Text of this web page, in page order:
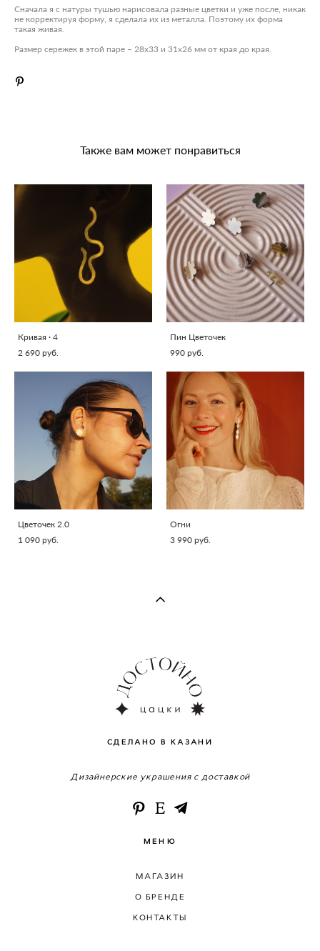
Сначала я с натуры тушью нарисовала разные цветки и уже после, никак
не корректируя форму, я сделала их из металла. Поэтому их форма
такая живая.
Размер сережек в этой паре – 28х33 и 31х26 мм от края до края.
Также вам может понравиться
Кривая · 4
2 690 pуб.
Пин Цветочек
990 pуб.
Цветочек 2.0
1 090 pуб.
Огни
3 990 pуб.
СДЕЛАНО В КАЗАНИ
Дизайнерские украшения с доставкой
МЕНЮ
МАГАЗИН
О БРЕНДЕ
КОНТАКТЫ